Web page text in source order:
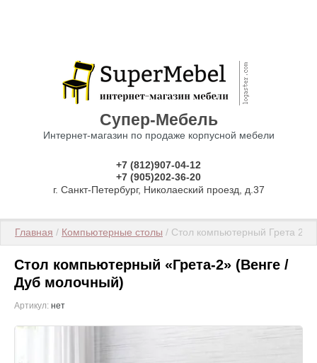
Супер-Мебель
Интернет-магазин по продаже корпусной мебели
+7 (812)907-04-12
+7 (905)202-36-20
г. Санкт-Петербург, Николаеский проезд, д.37
Главная / Компьютерные столы / Стол компьютерный Грета 2
Стол компьютерный «Грета-2» (Венге /
Дуб молочный)
Артикул: нет